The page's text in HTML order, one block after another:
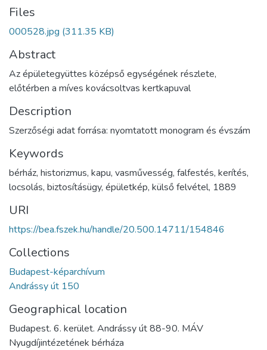
Files
000528.jpg (311.35 KB)
Abstract
Az épületegyüttes középső egységének részlete,
előtérben a míves kovácsoltvas kertkapuval
Description
Szerzőségi adat forrása: nyomtatott monogram és évszám
Keywords
bérház, historizmus, kapu, vasművesség, falfestés, kerítés,
locsolás, biztosításügy, épületkép, külső felvétel, 1889
URI
https://bea.fszek.hu/handle/20.500.14711/154846
Collections
Budapest-képarchívum
Andrássy út 150
Geographical location
Budapest. 6. kerület. Andrássy út 88-90. MÁV
Nyugdíjintézetének bérháza